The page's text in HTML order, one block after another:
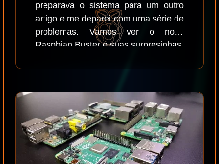
preparava o sistema para um outro
artigo e me deparei com uma série de
problemas. Vamos ver o novo
Raspbian Buster e suas surpresinhas.